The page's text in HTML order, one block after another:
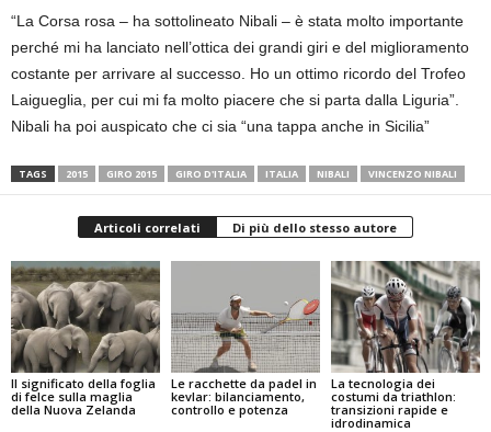
“La Corsa rosa – ha sottolineato Nibali – è stata molto importante
perché mi ha lanciato nell’ottica dei grandi giri e del miglioramento
costante per arrivare al successo. Ho un ottimo ricordo del Trofeo
Laigueglia, per cui mi fa molto piacere che si parta dalla Liguria”.
Nibali ha poi auspicato che ci sia “una tappa anche in Sicilia”
TAGS 2015 GIRO 2015 GIRO D'ITALIA ITALIA NIBALI VINCENZO NIBALI
Articoli correlati Di più dello stesso autore
Il significato della foglia
di felce sulla maglia
della Nuova Zelanda
Le racchette da padel in
kevlar: bilanciamento,
controllo e potenza
La tecnologia dei
costumi da triathlon:
transizioni rapide e
idrodinamica